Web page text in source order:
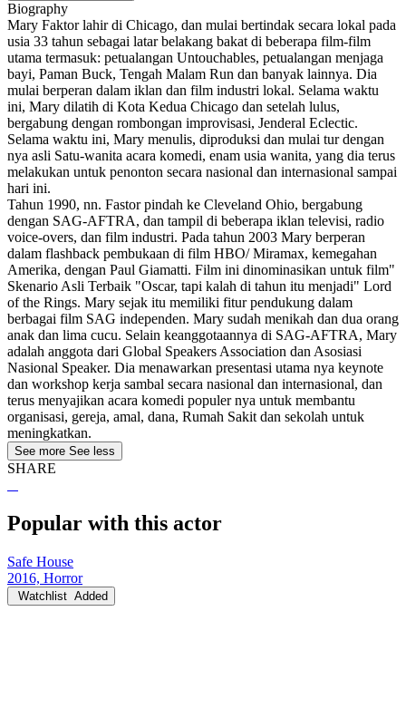
Biography
Mary Faktor lahir di Chicago, dan mulai bertindak secara lokal pada
usia 33 tahun sebagai latar belakang bakat di beberapa film-film
utama termasuk: petualangan Untouchables, petualangan menjaga
bayi, Paman Buck, Tengah Malam Run dan banyak lainnya. Dia
mulai berperan dalam iklan dan film industri lokal. Selama waktu
ini, Mary dilatih di Kota Kedua Chicago dan setelah lulus,
bergabung dengan rombongan improvisasi, Jenderal Eclectic.
Selama waktu ini, Mary menulis, diproduksi dan mulai tur dengan
nya asli Satu-wanita acara komedi, enam usia wanita, yang dia terus
melakukan untuk penonton secara nasional dan internasional sampai
hari ini.
Tahun 1990, nn. Fastor pindah ke Cleveland Ohio, bergabung
dengan SAG-AFTRA, dan tampil di beberapa iklan televisi, radio
voice-overs, dan film industri. Pada tahun 2003 Mary berperan
dalam flashback pembukaan di film HBO/ Miramax, kemegahan
Amerika, dengan Paul Giamatti. Film ini dinominasikan untuk film"
Skenario Asli Terbaik "Oscar, tapi kalah di tahun itu menjadi" Lord
of the Rings. Mary sejak itu memiliki fitur pendukung dalam
berbagai film SAG independen. Mary sudah menikah dan dua orang
anak dan lima cucu. Selain keanggotaannya di SAG-AFTRA, Mary
adalah anggota dari Global Speakers Association dan Asosiasi
Nasional Speaker. Dia menawarkan presentasi utama nya keynote
dan workshop kerja sambal secara nasional dan internasional, dan
terus menyajikan acara komedi populer nya untuk membantu
organisasi, gereja, amal, dana, Rumah Sakit dan sekolah untuk
meningkatkan.
See more See less
SHARE
Popular with this actor
Safe House
2016, Horror
Watchlist Added